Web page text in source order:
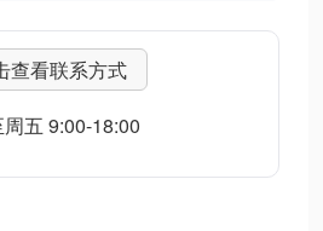
查看联系方式
五 9:00-18:00